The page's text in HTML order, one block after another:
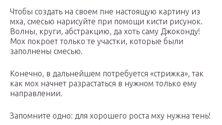
Чтобы создать на своем пне настоящую картину из
мха, смесью нарисуйте при помощи кисти рисунок.
Волны, круги, абстракцию, да хоть саму Джоконду!
Мох покроет только те участки, которые были
заполнены смесью.
Конечно, в дальнейшем потребуется «стрижка», так
как мох начнет разрастаться в нужном только ему
направлении.
Запомните одно: для хорошего роста мху нужна тень!